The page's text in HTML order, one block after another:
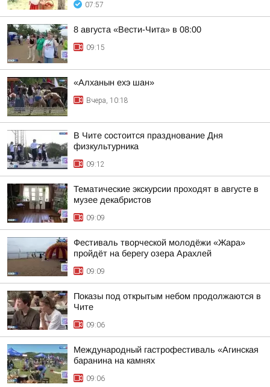
07:57
8 августа «Вести-Чита» в 08:00
09:15
«Алханын ехэ шан»
Вчера, 10:18
В Чите состоится празднование Дня
физкультурника
09:12
Тематические экскурсии проходят в августе в
музее декабристов
09:09
Фестиваль творческой молодёжи «Жара»
пройдёт на берегу озера Арахлей
09:09
Показы под открытым небом продолжаются в
Чите
09:06
Международный гастрофестиваль «Агинская
баранина на камнях
09:06